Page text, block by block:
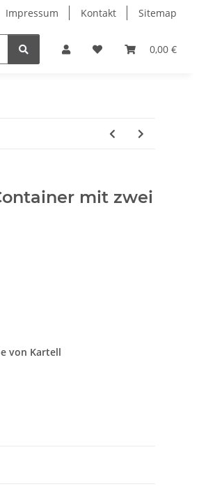
Impressum Kontakt Sitemap
0,00 €
mit zwei
von Kartell